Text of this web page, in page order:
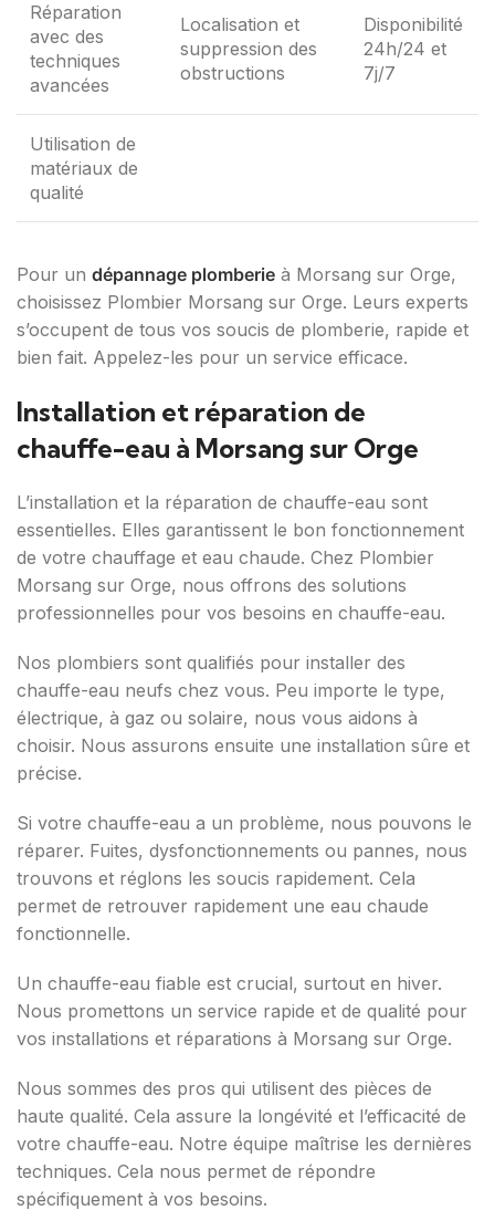
Réparation
avec des
techniques
avancées
Localisation et
suppression des
obstructions
Disponibilité
24h/24 et
7j/7
Utilisation de
matériaux de
qualité
Pour un dépannage plomberie à Morsang sur Orge,
choisissez Plombier Morsang sur Orge. Leurs experts
s’occupent de tous vos soucis de plomberie, rapide et
bien fait. Appelez-les pour un service efficace.
Installation et réparation de
chauffe-eau à Morsang sur Orge
L’installation et la réparation de chauffe-eau sont
essentielles. Elles garantissent le bon fonctionnement
de votre chauffage et eau chaude. Chez Plombier
Morsang sur Orge, nous offrons des solutions
professionnelles pour vos besoins en chauffe-eau.
Nos plombiers sont qualifiés pour installer des
chauffe-eau neufs chez vous. Peu importe le type,
électrique, à gaz ou solaire, nous vous aidons à
choisir. Nous assurons ensuite une installation sûre et
précise.
Si votre chauffe-eau a un problème, nous pouvons le
réparer. Fuites, dysfonctionnements ou pannes, nous
trouvons et réglons les soucis rapidement. Cela
permet de retrouver rapidement une eau chaude
fonctionnelle.
Un chauffe-eau fiable est crucial, surtout en hiver.
Nous promettons un service rapide et de qualité pour
vos installations et réparations à Morsang sur Orge.
Nous sommes des pros qui utilisent des pièces de
haute qualité. Cela assure la longévité et l’efficacité de
votre chauffe-eau. Notre équipe maîtrise les dernières
techniques. Cela nous permet de répondre
spécifiquement à vos besoins.